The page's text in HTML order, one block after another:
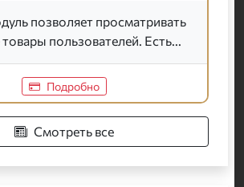
позволяет просматривать
пользователей. Есть...
Подробно
Смотреть все